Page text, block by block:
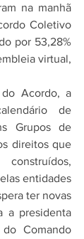
na manhã
Coletivo
por 53,28%
virtual,
de
Grupos de
direitos que
entidades
ter novas
a presidenta
Comando